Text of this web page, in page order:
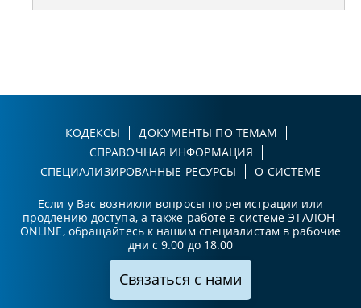
КОДЕКСЫ
ДОКУМЕНТЫ ПО ТЕМАМ
СПРАВОЧНАЯ ИНФОРМАЦИЯ
СПЕЦИАЛИЗИРОВАННЫЕ РЕСУРСЫ
О СИСТЕМЕ
Если у Вас возникли вопросы по регистрации или
продлению доступа, а также работе в системе ЭТАЛОН-
ONLINE, обращайтесь к нашим специалистам в рабочие
дни с 9.00 до 18.00
Связаться с нами